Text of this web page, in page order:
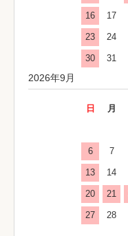
16 17
23 24
30 31
2026年9月
日 月
6 7
13 14
20 21
27 28